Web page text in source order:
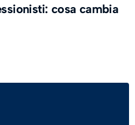
cosa cambia